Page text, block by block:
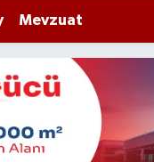
Mevzuat